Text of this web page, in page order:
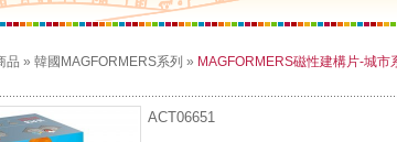
品 » 韓國MAGFORMERS系列 » MAGFORMERS磁性建構片-城市
ACT06651